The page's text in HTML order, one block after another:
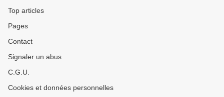
Top articles
Pages
Contact
Signaler un abus
C.G.U.
Cookies et données personnelles